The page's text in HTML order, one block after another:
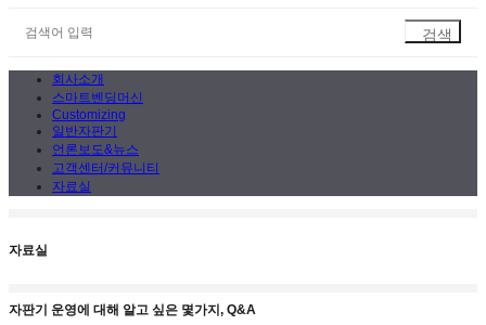
회사소개
스마트벤딩머신
Customizing
일반자판기
언론보도&뉴스
고객센터/커뮤니티
자료실
자료실
자판기 운영에 대해 알고 싶은 몇가지, Q&A